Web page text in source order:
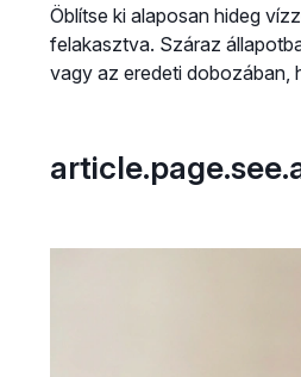
Öblítse ki alaposan hideg
felakasztva. Száraz
vagy az eredeti dobozában,